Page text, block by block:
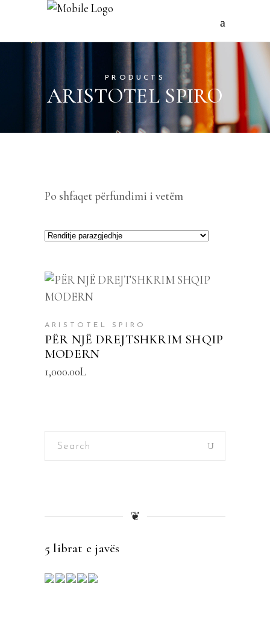
PRODUCTS
ARISTOTEL SPIRO
Po shfaqet përfundimi i vetëm
SHTOJE NË SHPORTË
ARISTOTEL SPIRO
PËR NJË DREJTSHKRIM SHQIP
MODERN
1,000.00L
Search
❦
5 librat e javës